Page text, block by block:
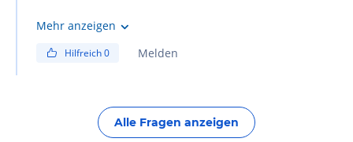
Mehr anzeigen
Hilfreich0 Melden
Alle Fragen anzeigen